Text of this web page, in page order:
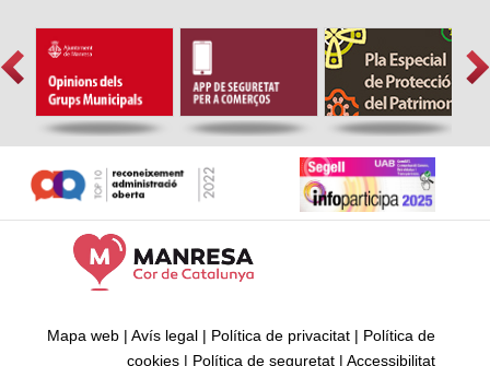
Mapa web | Avís legal | Política de privacitat | Política de
cookies | Política de seguretat | Accessibilitat